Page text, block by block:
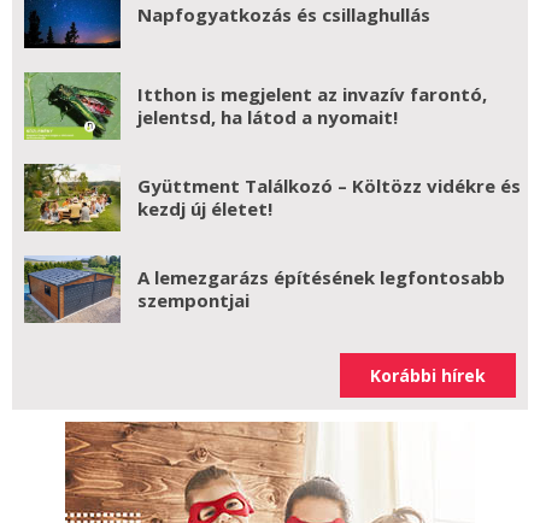
Napfogyatkozás és csillaghullás
Itthon is megjelent az invazív farontó,
jelentsd, ha látod a nyomait!
Gyüttment Találkozó – Költözz vidékre és
kezdj új életet!
A lemezgarázs építésének legfontosabb
szempontjai
Korábbi hírek